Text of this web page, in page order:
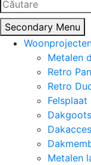
naar:
Secondary Menu
Metalen
Retro
Retro
Felsplaat
Metalen